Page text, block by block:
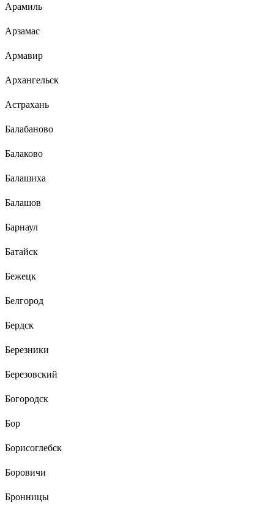
Арамиль
Арзамас
Армавир
Архангельск
Астрахань
Балабаново
Балаково
Балашиха
Балашов
Барнаул
Батайск
Бежецк
Белгород
Бердск
Березники
Березовский
Богородск
Бор
Борисоглебск
Боровичи
Бронницы